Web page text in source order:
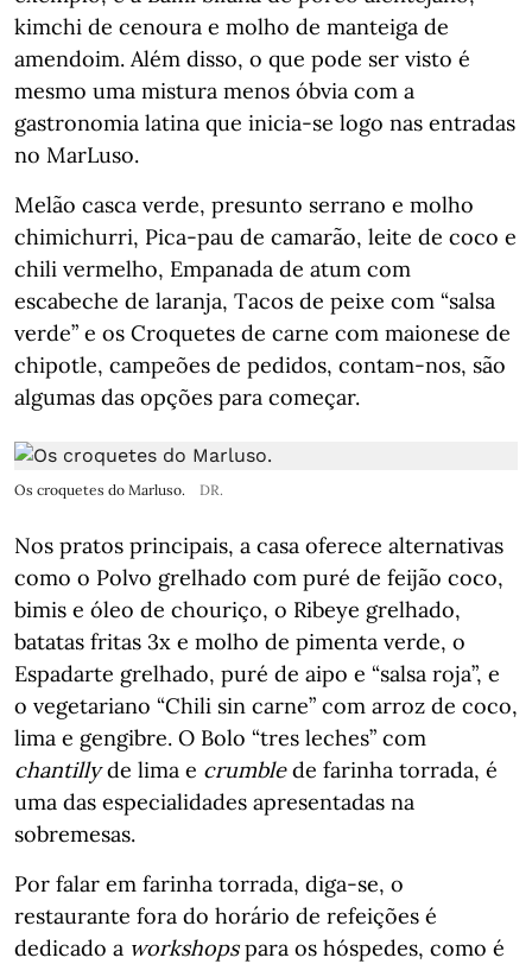
kimchi de cenoura e molho de manteiga de
amendoim. Além disso, o que pode ser visto é
mesmo uma mistura menos óbvia com a
gastronomia latina que inicia-se logo nas entradas
no MarLuso.
Melão casca verde, presunto serrano e molho
chimichurri, Pica-pau de camarão, leite de coco e
chili vermelho, Empanada de atum com
escabeche de laranja, Tacos de peixe com “salsa
verde” e os Croquetes de carne com maionese de
chipotle, campeões de pedidos, contam-nos, são
algumas das opções para começar.
Os croquetes do Marluso. DR.
Nos pratos principais, a casa oferece alternativas
como o Polvo grelhado com puré de feijão coco,
bimis e óleo de chouriço, o Ribeye grelhado,
batatas fritas 3x e molho de pimenta verde, o
Espadarte grelhado, puré de aipo e “salsa roja”, e
o vegetariano “Chili sin carne” com arroz de coco,
lima e gengibre. O Bolo “tres leches” com
chantillyde lima e crumblede farinha torrada, é
uma das especialidades apresentadas na
sobremesas.
Por falar em farinha torrada, diga-se, o
restaurante fora do horário de refeições é
dedicado a workshopspara os hóspedes, como é